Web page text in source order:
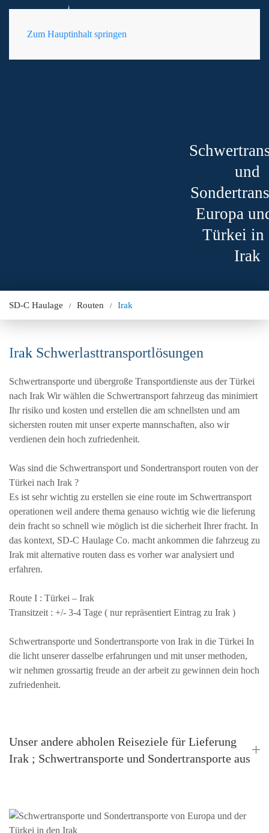
Zum Hauptinhalt springen
und
Europa
Türkei in
Irak
SD-C Haulage Routen Irak
Irak Schwerlasttransportlösungen
Schwertransporte und übergroße Transportdienste aus der Türkei
nach Irak Wir wählen die Schwertransport fahrzeug das minimiert
Ihr risiko und kosten und erstellen die am schnellsten und am
sichersten routen mit unser experte mannschaften, also wir
verdienen dein hoch zufriedenheit.
Was sind die Schwertransport und Sondertransport routen von der
Türkei nach Irak ?
Es ist sehr wichtig zu erstellen sie eine route im Schwertransport
operationen weil andere thema genauso wichtig wie die lieferung
dein fracht so schnell wie möglich ist die sicherheit Ihrer fracht. In
das kontext, SD-C Haulage Co. macht ankommen die fahrzeug zu
Irak mit alternative routen dass es vorher war analysiert und
erfahren.
Route I : Türkei – Irak
Transitzeit : +/- 3-4 Tage ( nur repräsentiert Eintrag zu Irak )
Schwertransporte und Sondertransporte von Irak in die Türkei In
die licht unserer dasselbe erfahrungen und mit unser methoden,
wir nehmen grossartig freude an der arbeit zu gewinnen dein hoch
zufriedenheit.
Unser andere abholen Reiseziele für Lieferung
Irak ; Schwertransporte und Sondertransporte aus